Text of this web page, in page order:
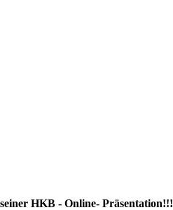
HKB - Online- Präsentation!!!